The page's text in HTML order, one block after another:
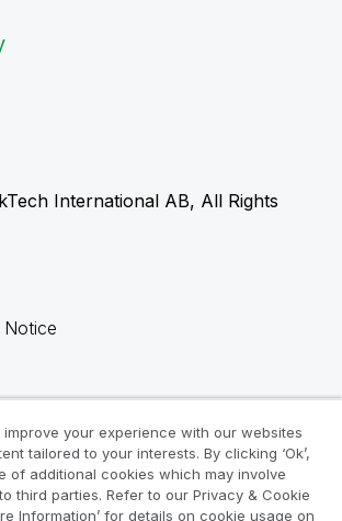
International AB, All Rights
Notice
info
your experience with our websites
tailored to your interests. By clicking ‘Ok’,
of additional cookies which may involve
third parties. Refer to our Privacy & Cookie
Information’ for details on cookie usage on